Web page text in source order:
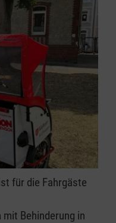
für die Fahrgäste
Behinderung in